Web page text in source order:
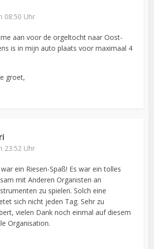
08:50 Uhr
aan voor de orgeltocht naar Oost-
is in mijn auto plaats voor maximaal 4
groet,
23:52 Uhr
ein Riesen-Spaß! Es war ein tolles
mit Anderen Organisten an
zu spielen. Solch eine
sich nicht jeden Tag. Sehr zu
vielen Dank noch einmal auf diesem
Organisation.